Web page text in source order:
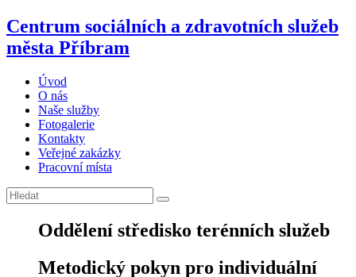
Centrum sociálních a zdravotních služeb
města Příbram
Úvod
O nás
Naše služby
Fotogalerie
Kontakty
Veřejné zakázky
Pracovní místa
Oddělení středisko terénních služeb
Metodický pokyn pro individuální